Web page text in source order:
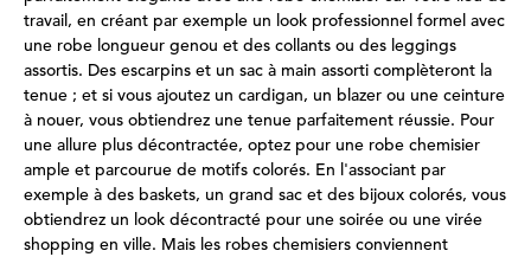
travail, en créant par exemple un look professionnel formel avec
une robe longueur genou et des collants ou des leggings
assortis. Des escarpins et un sac à main assorti complèteront la
tenue ; et si vous ajoutez un cardigan, un blazer ou une ceinture
à nouer, vous obtiendrez une tenue parfaitement réussie. Pour
une allure plus décontractée, optez pour une robe chemisier
ample et parcourue de motifs colorés. En l'associant par
exemple à des baskets, un grand sac et des bijoux colorés, vous
obtiendrez un look décontracté pour une soirée ou une virée
shopping en ville. Mais les robes chemisiers conviennent